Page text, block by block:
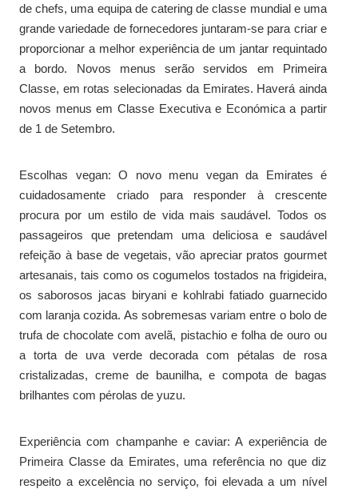
de chefs, uma equipa de catering de classe mundial e uma
grande variedade de fornecedores juntaram-se para criar e
proporcionar a melhor experiência de um jantar requintado
a bordo. Novos menus serão servidos em Primeira
Classe, em rotas selecionadas da Emirates. Haverá ainda
novos menus em Classe Executiva e Económica a partir
de 1 de Setembro.
Escolhas vegan: O novo menu vegan da Emirates é
cuidadosamente criado para responder à crescente
procura por um estilo de vida mais saudável. Todos os
passageiros que pretendam uma deliciosa e saudável
refeição à base de vegetais, vão apreciar pratos gourmet
artesanais, tais como os cogumelos tostados na frigideira,
os saborosos jacas biryani e kohlrabi fatiado guarnecido
com laranja cozida. As sobremesas variam entre o bolo de
trufa de chocolate com avelã, pistachio e folha de ouro ou
a torta de uva verde decorada com pétalas de rosa
cristalizadas, creme de baunilha, e compota de bagas
brilhantes com pérolas de yuzu.
Experiência com champanhe e caviar: A experiência de
Primeira Classe da Emirates, uma referência no que diz
respeito a excelência no serviço, foi elevada a um nível